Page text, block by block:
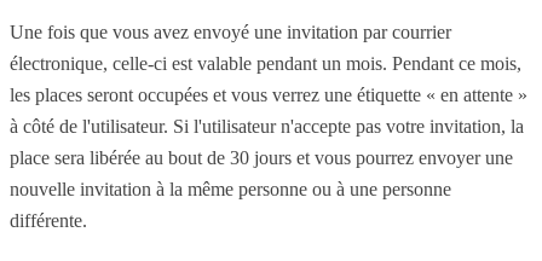
Une fois que vous avez envoyé une invitation par courrier
électronique, celle-ci est valable pendant un mois. Pendant ce mois,
les places seront occupées et vous verrez une étiquette « en attente »
à côté de l'utilisateur. Si l'utilisateur n'accepte pas votre invitation, la
place sera libérée au bout de 30 jours et vous pourrez envoyer une
nouvelle invitation à la même personne ou à une personne
différente.